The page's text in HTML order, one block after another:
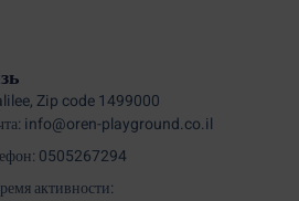
Zip code 1499000
info@oren-playground.co.il
0505267294
активности: